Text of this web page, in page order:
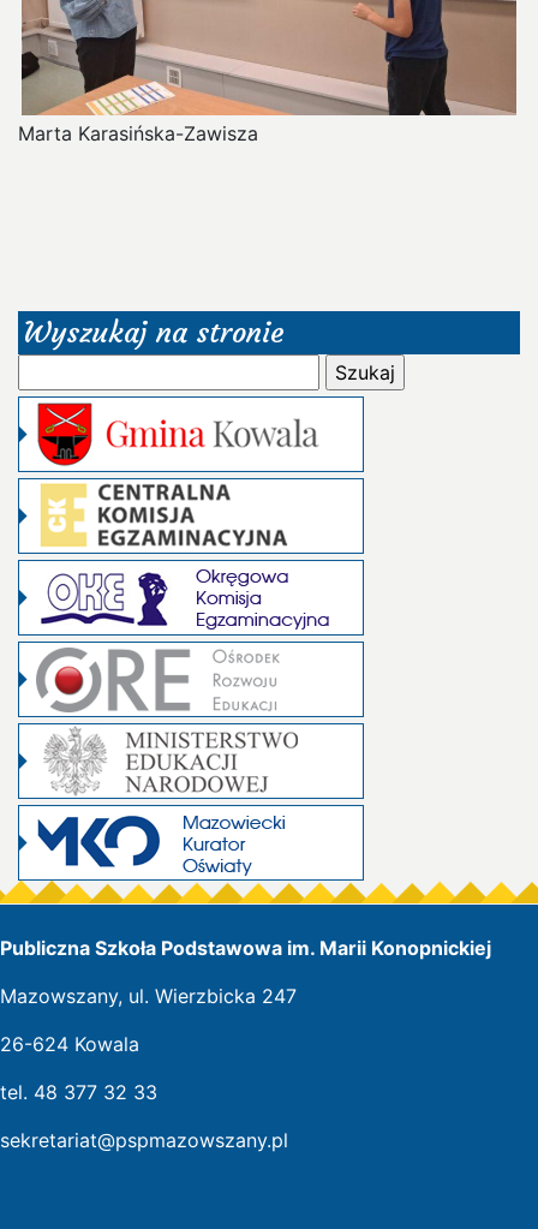
Marta Karasińska-Zawisza
Wyszukaj na stronie
Publiczna Szkoła Podstawowa im. Marii Konopnickiej
Mazowszany, ul. Wierzbicka 247
26-624 Kowala
tel. 48 377 32 33
sekretariat@pspmazowszany.pl